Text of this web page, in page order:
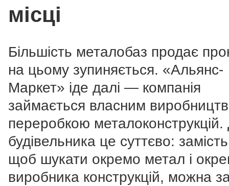
місці
Більшість металобаз продає
на цьому зупиняється. «Альянс-
Маркет» іде далі — компанія
займається власним
переробкою
будівельника це суттєво:
щоб шукати окремо метал і
виробника конструкцій, можна